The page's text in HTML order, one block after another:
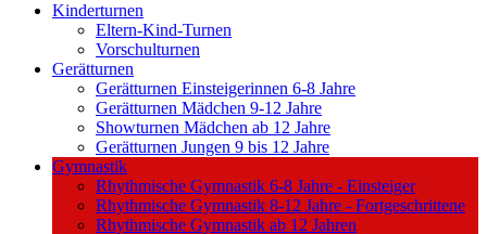
Kinderturnen
Eltern-Kind-Turnen
Vorschulturnen
Gerätturnen
Gerätturnen Einsteigerinnen 6-8 Jahre
Gerätturnen Mädchen 9-12 Jahre
Showturnen Mädchen ab 12 Jahre
Gerätturnen Jungen 9 bis 12 Jahre
Gymnastik
Rhythmische Gymnastik 6-8 Jahre - Einsteiger
Rhythmische Gymnastik 8-12 Jahre - Fortgeschrittene
Rhythmische Gymnastik ab 12 Jahren